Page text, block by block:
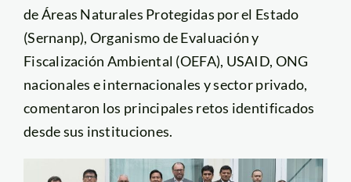
de Áreas Naturales Protegidas por el Estado
(Sernanp), Organismo de Evaluación y
Fiscalización Ambiental (OEFA), USAID, ONG
nacionales e internacionales y sector privado,
comentaron los principales retos identificados
desde sus instituciones.